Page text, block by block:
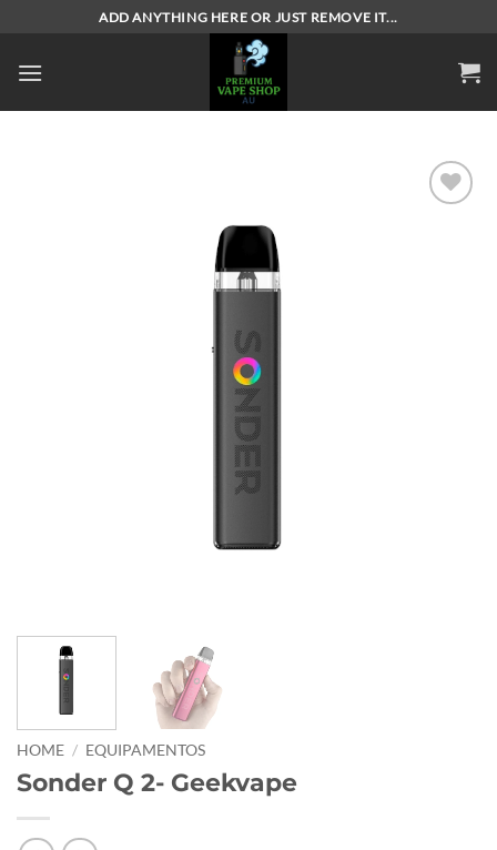
content
ADD ANYTHING HERE OR JUST REMOVE IT...
HOME / EQUIPAMENTOS
Sonder Q 2- Geekvape